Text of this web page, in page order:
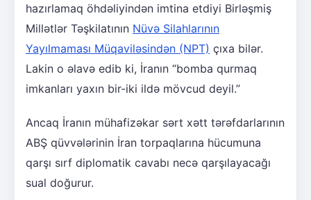
hazırlamaq öhdəliyindən imtina etdiyi Birləşmiş
Millətlər Təşkilatının Nüvə Silahlarının
Yayılmaması Müqaviləsindən (NPT) çıxa bilər.
Lakin o əlavə edib ki, İranın “bomba qurmaq
imkanları yaxın bir-iki ildə mövcud deyil.”
Ancaq İranın mühafizəkar sərt xətt tərəfdarlarının
ABŞ qüvvələrinin İran torpaqlarına hücumuna
qarşı sırf diplomatik cavabı necə qarşılayacağı
sual doğurur.